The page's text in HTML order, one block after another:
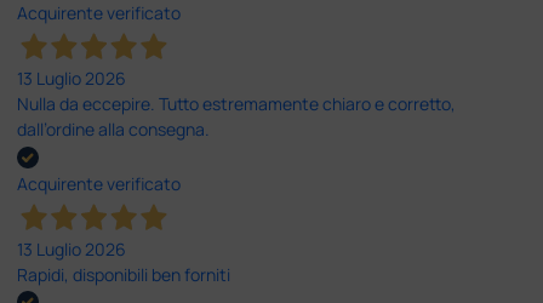
Acquirente verificato
13 Luglio 2026
Nulla da eccepire. Tutto estremamente chiaro e corretto,
dall’ordine alla consegna.
Acquirente verificato
13 Luglio 2026
Rapidi, disponibili ben forniti